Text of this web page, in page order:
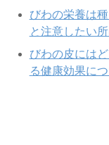
びわの栄養は
と注意したい所
びわの皮には
る健康効果に